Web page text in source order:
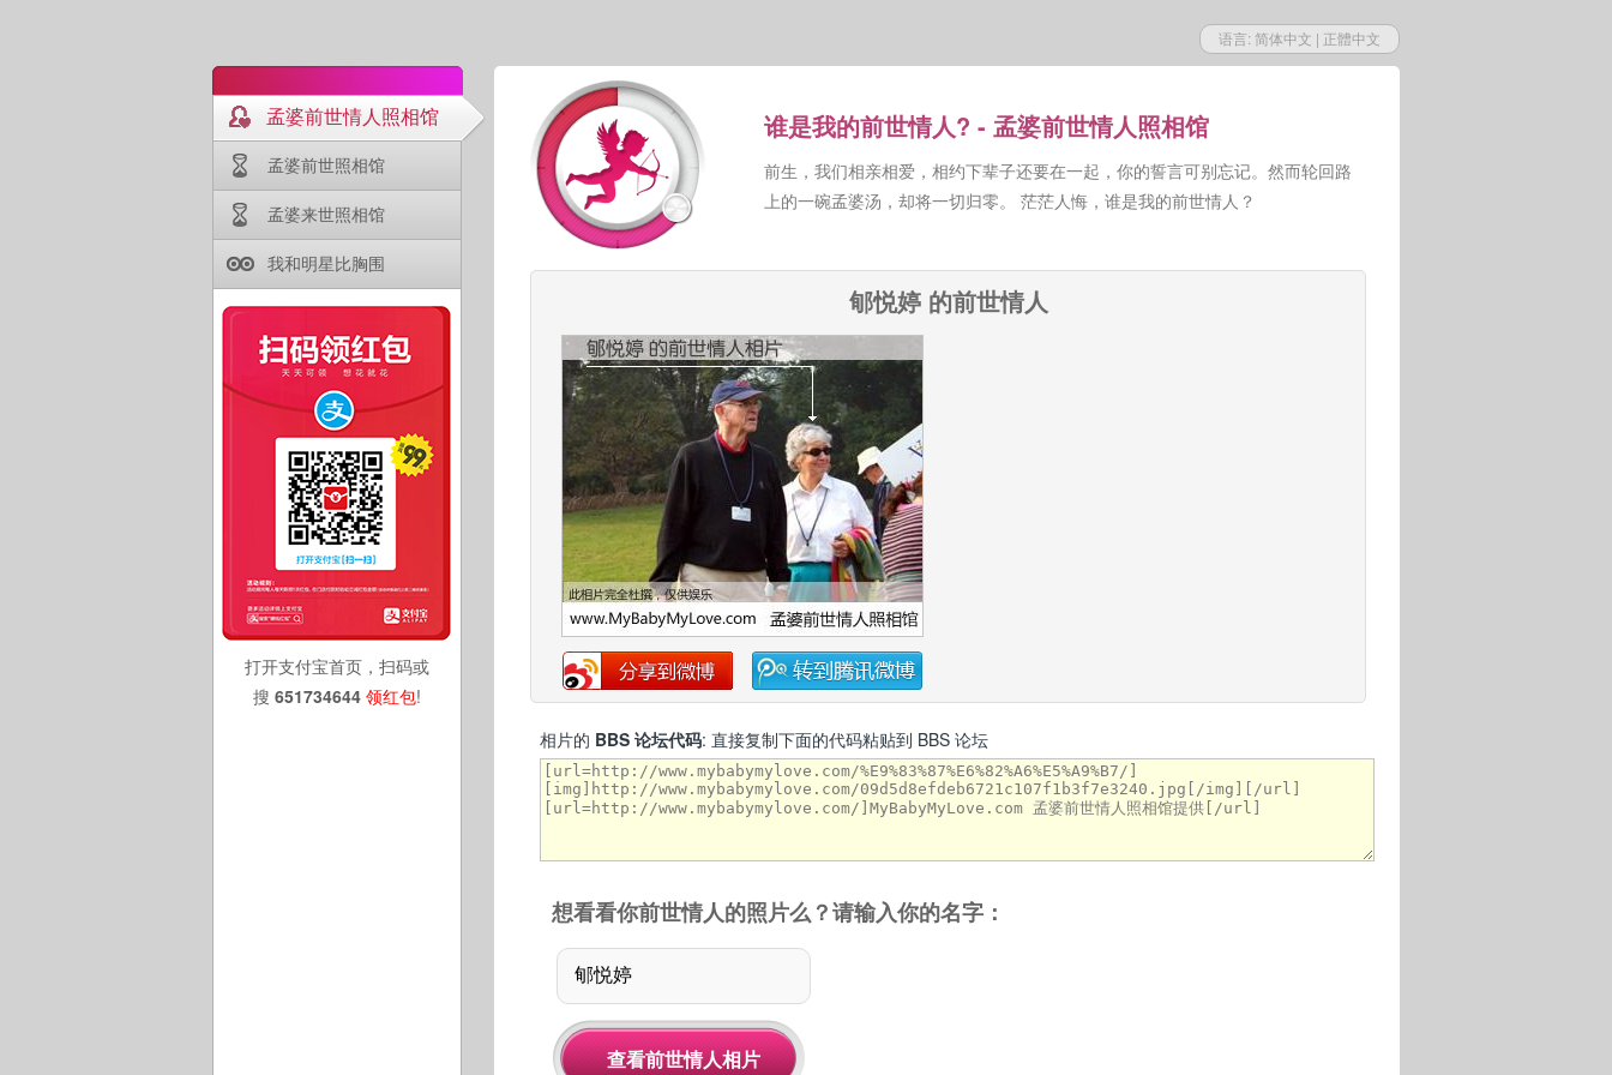
语言: 简体中文 | 正體中文
孟婆前世情人照相馆
孟婆前世照相馆
孟婆来世照相馆
我和明星比胸围
打开支付宝首页，扫码或
搜 651734644 领红包!
谁是我的前世情人? - 孟婆前世情人照相馆
前生，我们相亲相爱，相约下辈子还要在一起，你的誓言可别忘记。然而轮回路
上的一碗孟婆汤，却将一切归零。 茫茫人悔，谁是我的前世情人？
郇悦婷 的前世情人
相片的 BBS 论坛代码: 直接复制下面的代码粘贴到 BBS 论坛
想看看你前世情人的照片么？请输入你的名字：